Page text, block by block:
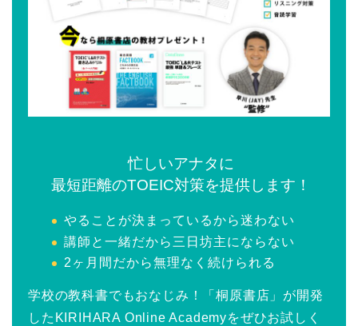
忙しいアナタに
最短距離のTOEIC対策を提供します！
やることが決まっているから迷わない
講師と一緒だから三日坊主にならない
2ヶ月間だから無理なく続けられる
学校の教科書でもおなじみ！「桐原書店」が開発
したKIRIHARA Online Academyをぜひお試しく